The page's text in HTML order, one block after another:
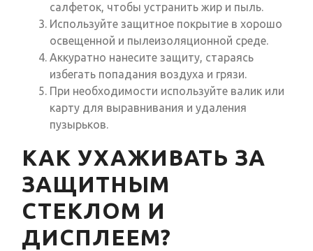
салфеток, чтобы устранить жир и пыль.
Используйте защитное покрытие в хорошо
освещенной и пылеизоляционной среде.
Аккуратно нанесите защиту, стараясь
избегать попадания воздуха и грязи.
При необходимости используйте валик или
карту для выравнивания и удаления
пузырьков.
КАК УХАЖИВАТЬ ЗА
ЗАЩИТНЫМ
СТЕКЛОМ И
ДИСПЛЕЕМ?